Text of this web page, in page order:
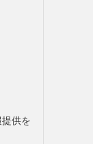
供を